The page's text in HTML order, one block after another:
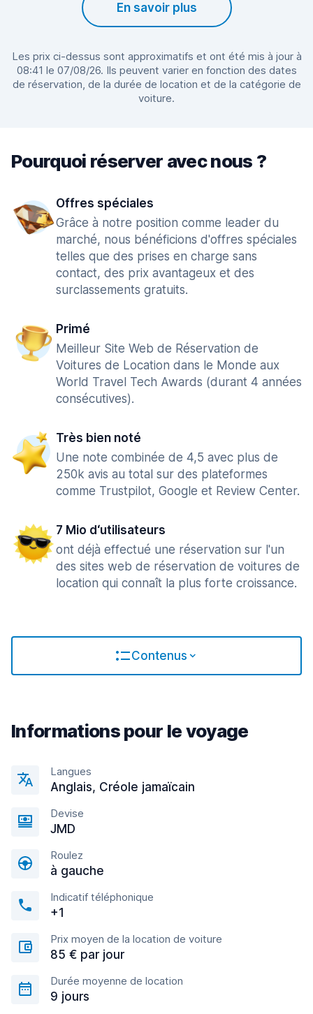
En savoir plus
Les prix ci-dessus sont approximatifs et ont été mis à jour à
08:41 le 07/08/26. Ils peuvent varier en fonction des dates
de réservation, de la durée de location et de la catégorie de
voiture.
Pourquoi réserver avec nous ?
Offres spéciales
Grâce à notre position comme leader du
marché, nous bénéficions d'offres spéciales
telles que des prises en charge sans
contact, des prix avantageux et des
surclassements gratuits.
Primé
Meilleur Site Web de Réservation de
Voitures de Location dans le Monde aux
World Travel Tech Awards (durant 4 années
consécutives).
Très bien noté
Une note combinée de 4,5 avec plus de
250k avis au total sur des plateformes
comme Trustpilot, Google et Review Center.
7 Mio d‘utilisateurs
ont déjà effectué une réservation sur l'un
des sites web de réservation de voitures de
location qui connaît la plus forte croissance.
Contenus
Informations pour le voyage
Langues
Anglais, Créole jamaïcain
Devise
JMD
Roulez
à gauche
Indicatif téléphonique
+1
Prix moyen de la location de voiture
85 € par jour
Durée moyenne de location
9 jours